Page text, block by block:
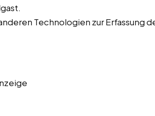
Technologien zur Erfassung